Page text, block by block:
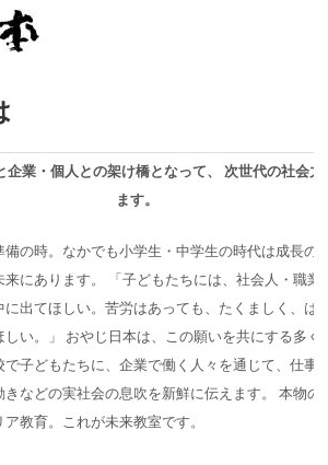
業・個人との架け橋となって、
次世代の社会
ます。
の時。なかでも小学生・中学生の時代は成長の
にあります。 「子どもたちには、社会人・職業
出てほしい。苦労はあっても、たくましく、は
い。」 おやじ日本は、この願いを共にする多く
で子どもたちに、企業で働く人々を通じて、仕事
などの実社会の息吹を新鮮に伝えます。 本物の
教育。これが未来教室です。